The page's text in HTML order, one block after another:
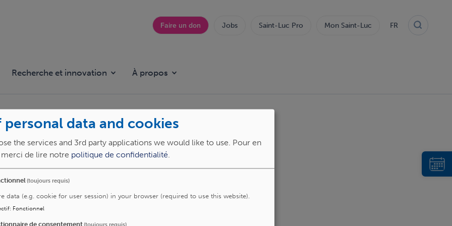
TopFaire un don Jobs Saint-Luc Pro Mon Saint-Luc FR
Recherche et innovation À propos
et enfants)
Saint-Luc est un
, chez l’adulte comme chez l’enfant
une approche multidisciplinaire, associant
personal data and cookies
the services and 3rd party applications we would like to use. Pour en
merci de lire notre politique de confidentialité.
(toujours requis)
data (e.g. cookie for user session) in your browser (required to use this website).
: Fonctionnel
de consentement